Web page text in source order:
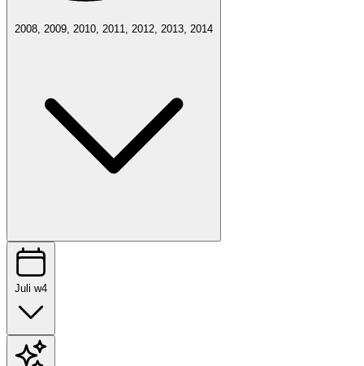
2008, 2009, 2010, 2011, 2012, 2013, 2014
Juli w4